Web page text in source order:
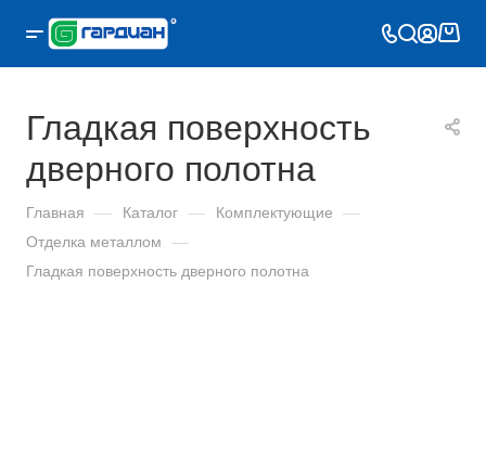
Гладкая поверхность
дверного полотна
Главная — Каталог — Комплектующие —
Отделка металлом —
Гладкая поверхность дверного полотна